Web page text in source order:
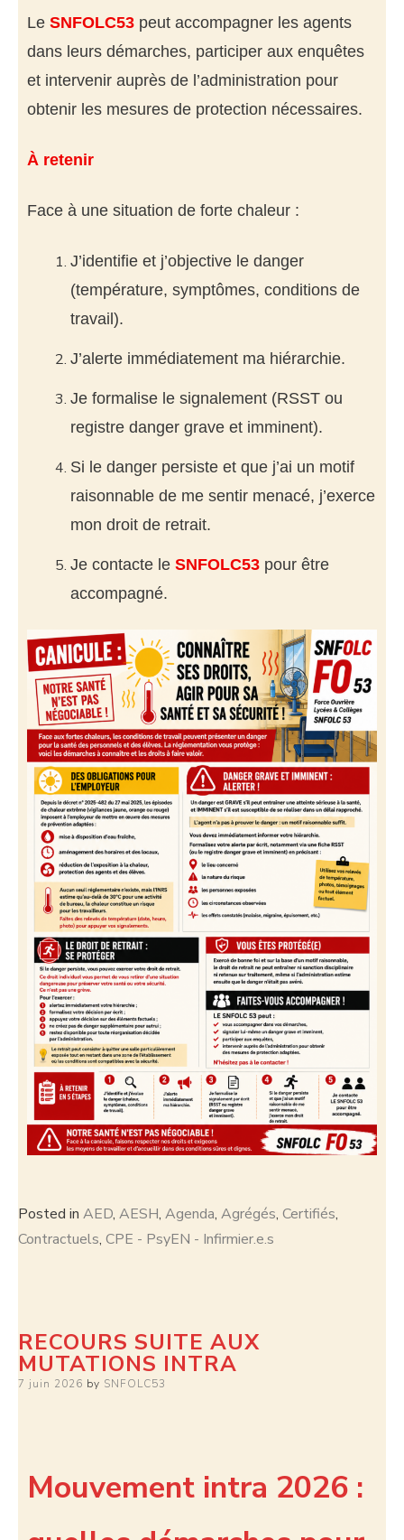
Le SNFOLC53 peut accompagner les agents
dans leurs démarches, participer aux enquêtes
et intervenir auprès de l’administration pour
obtenir les mesures de protection nécessaires.
À retenir
Face à une situation de forte chaleur :
J’identifie et j’objective le danger
(température, symptômes, conditions de
travail).
J’alerte immédiatement ma hiérarchie.
Je formalise le signalement (RSST ou
registre danger grave et imminent).
Si le danger persiste et que j’ai un motif
raisonnable de me sentir menacé, j’exerce
mon droit de retrait.
Je contacte le SNFOLC53 pour être
accompagné.
Posted in AED, AESH, Agenda, Agrégés, Certifiés,
Contractuels, CPE - PsyEN - Infirmier.e.s
RECOURS SUITE AUX
MUTATIONS INTRA
7 juin 2026 by SNFOLC53
Mouvement intra 2026 :